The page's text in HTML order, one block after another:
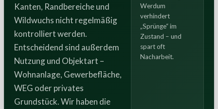
Kanten, Randbereiche und
Wildwuchs nicht regelmäßig
kontrolliert werden.
Entscheidend sind außerdem
Nutzung und Objektart –
Wohnanlage, Gewerbefläche,
WEG oder privates
Grundstück. Wir haben die
Werdum
verhindert
„Sprünge“ im
Zustand – und
spart oft
Nacharbeit.